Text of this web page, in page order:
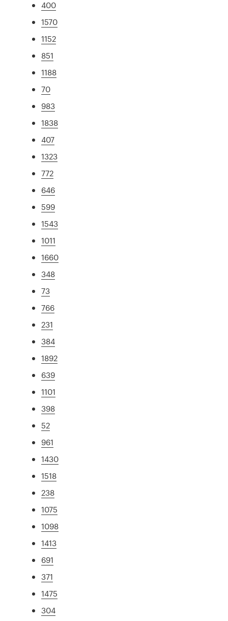
400
1570
1152
851
1188
70
983
1838
407
1323
772
646
599
1543
1011
1660
348
73
766
231
384
1892
639
1101
398
52
961
1430
1518
238
1075
1098
1413
691
371
1475
304